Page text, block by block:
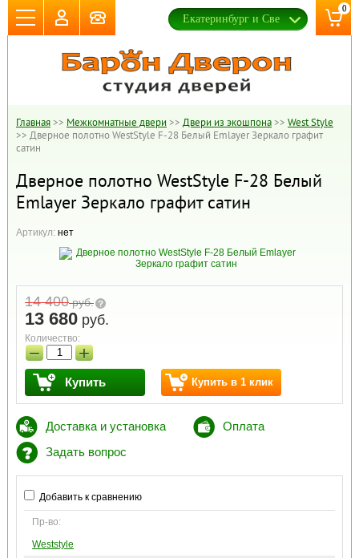
0
Главная>> Межкомнатные двери >> Двери из экошпона>> West Style
>> Дверное полотно WestStyle F-28 Белый Emlayer Зеркало графит
сатин
Дверное полотно WestStyle F-28 Белый
Emlayer Зеркало графит сатин
Артикул: нет
14 400руб.
13 680 руб.
Количество:
− +
Купить Купить в 1 клик
Доставка и установка
Оплата
Задать вопрос
Добавить к сравнению
Пр-во:
Weststyle